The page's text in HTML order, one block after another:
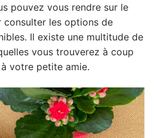
pouvez vous rendre sur le
consulter les options de
Il existe une multitude de
vous trouverez à coup
votre petite amie.